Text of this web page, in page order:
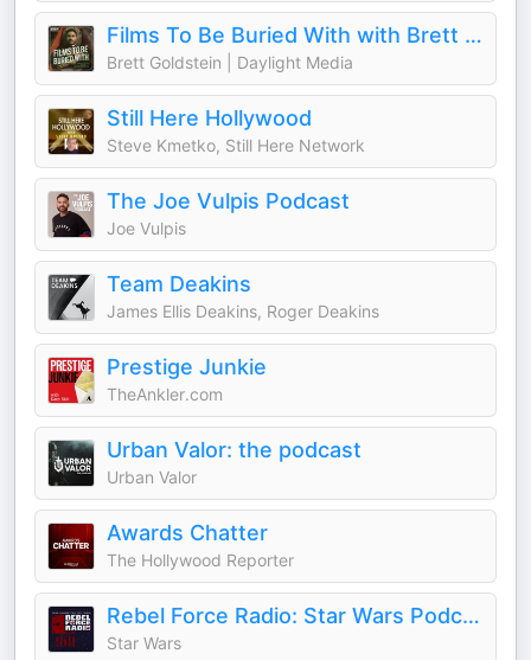
Films To Be Buried With with Brett Goldstein
Brett Goldstein | Daylight Media
Still Here Hollywood
Steve Kmetko, Still Here Network
The Joe Vulpis Podcast
Joe Vulpis
Team Deakins
James Ellis Deakins, Roger Deakins
Prestige Junkie
TheAnkler.com
Urban Valor: the podcast
Urban Valor
Awards Chatter
The Hollywood Reporter
Rebel Force Radio: Star Wars Podcast
Star Wars